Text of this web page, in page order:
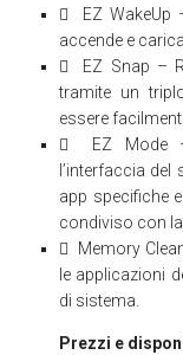
 EZ WakeUp
accende e
 EZ Snap –
tramite un
essere
 EZ Mode –
l’interfaccia
app specifiche
condiviso con
 Memory
le applicazioni
di sistema.
Prezzi e